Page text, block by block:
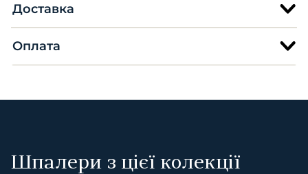
Доставка
Оплата
Шпалери з цієї колекції